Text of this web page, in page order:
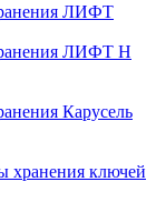
ЛИФТ
ЛИФТ H
Карусель